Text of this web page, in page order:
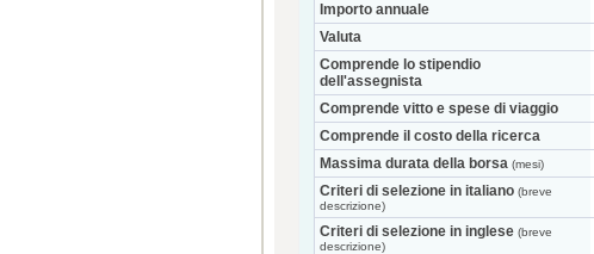
Importo annuale
Valuta
Comprende lo stipendio
dell'assegnista
Comprende vitto e spese di viaggio
Comprende il costo della ricerca
Massima durata della borsa (mesi)
Criteri di selezione in italiano (breve
descrizione)
Criteri di selezione in inglese (breve
descrizione)